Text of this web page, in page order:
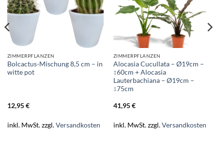
ZIMMERPFLANZEN
Bolcactus-Mischung 8,5 cm – in
witte pot
12,95€
inkl. MwSt.zzgl.Versandkosten
ZIMMERPFLANZEN
Alocasia Cucullata – Ø19cm –
↕60cm + Alocasia
Lauterbachiana – Ø19cm –
↕75cm
41,95€
inkl. MwSt.zzgl.Versandkosten